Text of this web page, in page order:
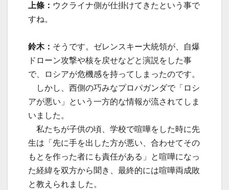
上條： ウクライナ側が仕掛けてきたという事で
すね。
鈴木： そうです。ゼレンスキー大統領が、自爆
ドローン攻撃や核を戻せなどと演説をした事
で、ロシアが危機感を持ってしまったのです。
しかし、西側の巧みなプロパガンダで「ロシ
アが悪い」という一方的な情報が流されてしま
いました。
私たちが子供の頃、学校で喧嘩をした時に先
生は「先に手を出した方が悪い、合わせてその
もとを作った者にも責任がある」と喧嘩になっ
た経緯を双方から聞き、最終的には喧嘩両成敗
と教えられました。